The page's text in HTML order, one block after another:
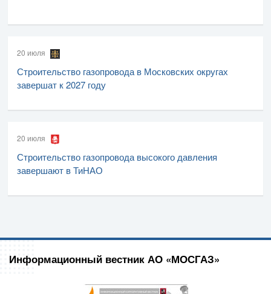
20 июля
Строительство газопровода в Московских округах
завершат к 2027 году
20 июля
Строительство газопровода высокого давления
завершают в ТиНАО
Информационный вестник АО «МОСГАЗ»